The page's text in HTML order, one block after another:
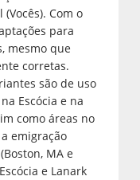
Com o
para
mesmo que
corretas.
são de uso
Escócia e na
como áreas no
emigração
MA e
e Lanark